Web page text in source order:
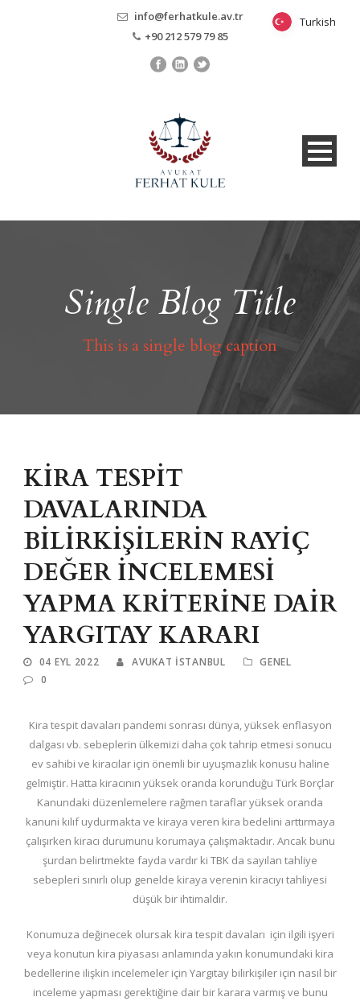
info@ferhatkule.av.tr
+90 212 579 79 85
Single Blog Title
This is a single blog caption
KİRA TESPİT
DAVALARINDA
BİLİRKİŞİLERİN RAYİÇ
DEĞER İNCELEMESİ
YAPMA KRİTERİNE DAİR
YARGITAY KARARI
04 EYL 2022 AVUKAT ISTANBUL
GENEL
0
Kira tespit davaları pandemi sonrası dünya, yüksek enflasyon
dalgası vb. sebeplerin ülkemizi daha çok tahrip etmesi sonucu
ev sahibi ve kiracılar için önemli bir uyuşmazlık konusu haline
gelmiştir. Hatta kiracının yüksek oranda korunduğu Türk Borçlar
Kanundaki düzenlemelere rağmen taraflar yüksek oranda
kanuni kılıf uydurmakta ve kiraya veren kira bedelini arttırmaya
çalışırken kiracı durumunu korumaya çalışmaktadır. Ancak bunu
şurdan belirtmekte fayda vardır ki TBK da sayılan tahliye
sebepleri sınırlı olup genelde kiraya verenin kiracıyı tahliyesi
düşük bir ihtimaldir.
Konumuza değinecek olursak kira tespit davaları için ilgili işyeri
veya konutun kira piyasası anlamında yakın konumundaki kira
bedellerine ilişkin incelemeler için Yargıtay bilirkişiler için nasıl bir
inceleme yapması gerektiğine dair bir karara varmış ve bunu
Turkish
Turkish